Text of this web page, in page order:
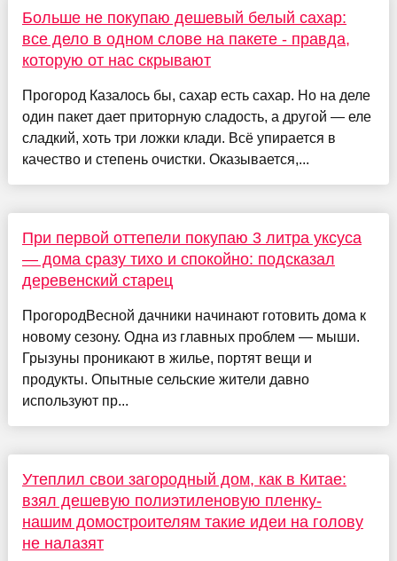
Больше не покупаю дешевый белый сахар:
все дело в одном слове на пакете - правда,
которую от нас скрывают
Прогород Казалось бы, сахар есть сахар. Но на деле
один пакет дает приторную сладость, а другой — еле
сладкий, хоть три ложки клади. Всё упирается в
качество и степень очистки. Оказывается,...
При первой оттепели покупаю 3 литра уксуса
— дома сразу тихо и спокойно: подсказал
деревенский старец
ПрогородВесной дачники начинают готовить дома к
новому сезону. Одна из главных проблем — мыши.
Грызуны проникают в жилье, портят вещи и
продукты. Опытные сельские жители давно
используют пр...
Утеплил свои загородный дом, как в Китае:
взял дешевую полиэтиленовую пленку-
нашим домостроителям такие идеи на голову
не налазят